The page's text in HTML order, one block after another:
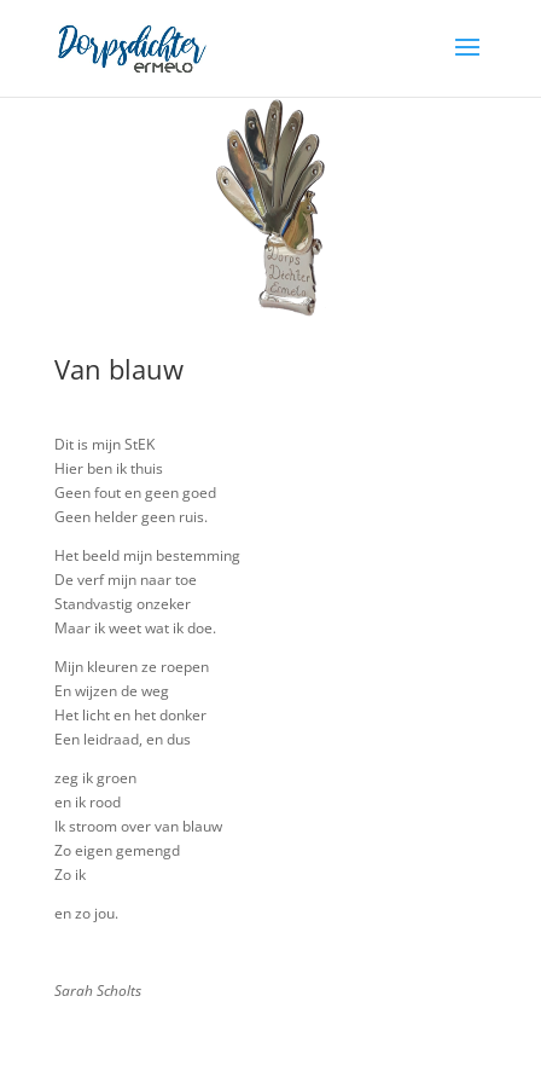
Van blauw
Dit is mijn StEK
Hier ben ik thuis
Geen fout en geen goed
Geen helder geen ruis.
Het beeld mijn bestemming
De verf mijn naar toe
Standvastig onzeker
Maar ik weet wat ik doe.
Mijn kleuren ze roepen
En wijzen de weg
Het licht en het donker
Een leidraad, en dus
zeg ik groen
en ik rood
Ik stroom over van blauw
Zo eigen gemengd
Zo ik
en zo jou.
Sarah Scholts